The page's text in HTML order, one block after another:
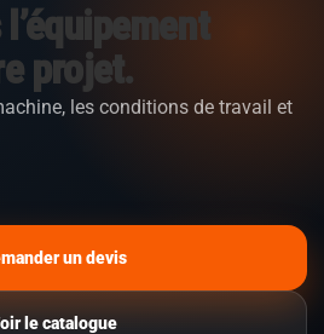
projet.
les conditions de travail et
un devis
le catalogue